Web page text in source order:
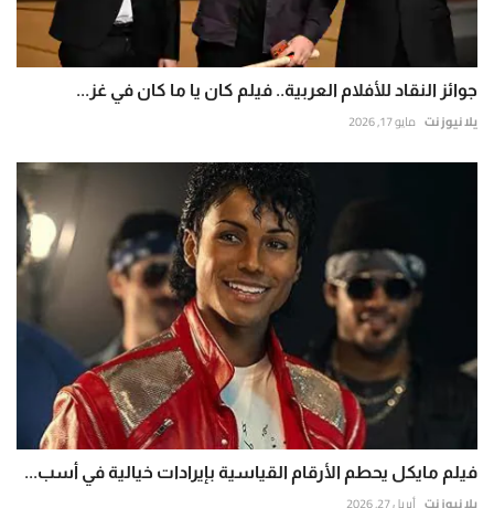
جوائز النقاد للأفلام العربية.. فيلم كان يا ما كان في غز...
يلا نيوز نت مايو 17, 2026
فيلم مايكل يحطم الأرقام القياسية بإيرادات خيالية في أسب...